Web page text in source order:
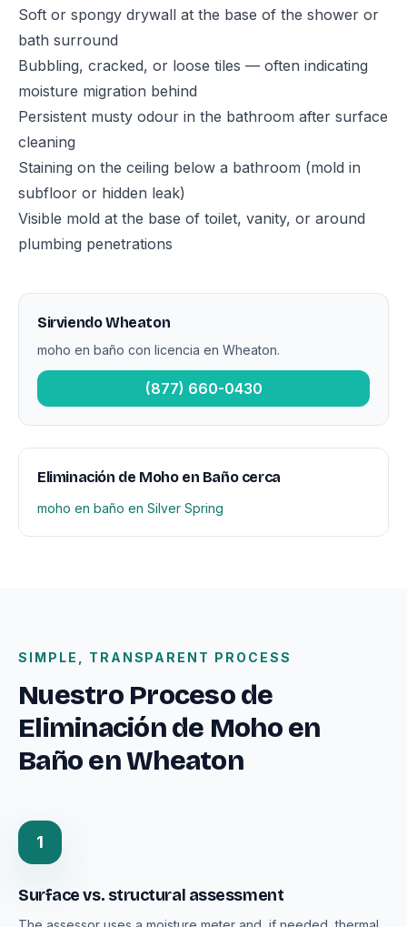
Soft or spongy drywall at the base of the shower or
bath surround
Bubbling, cracked, or loose tiles — often indicating
moisture migration behind
Persistent musty odour in the bathroom after surface
cleaning
Staining on the ceiling below a bathroom (mold in
subfloor or hidden leak)
Visible mold at the base of toilet, vanity, or around
plumbing penetrations
Sirviendo Wheaton
moho en baño con licencia en Wheaton.
(877) 660-0430
Eliminación de Moho en Baño cerca
moho en baño en Silver Spring
SIMPLE, TRANSPARENT PROCESS
Nuestro Proceso de
Eliminación de Moho en
Baño en Wheaton
1
Surface vs. structural assessment